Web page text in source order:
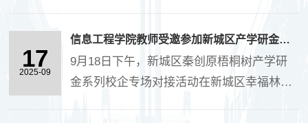
实录等方面提出了基于参赛标准的修改意
见。通过本次指导活动，提高了我院参赛选
手对课程及课程改革创新的认识，....
院长冯永亮主持，电子工程系、物联网工程
系和西安市物联网应用工程实验室师生共同
参与，深入探讨微波无损检测与传感技术。
17
2025-09
信息工程学院教师受邀参加新城区产学研金活动
9月18日下午，新城区秦创原梧桐树产学研
金系列校企专场对接活动在新城区幸福林带